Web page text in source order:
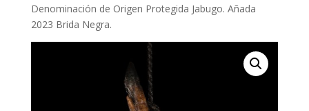
Denominación de Origen Protegida Jabugo. Añada
2023 Brida Negra.